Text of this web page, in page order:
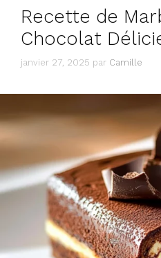
Recette de
Chocolat
janvier 27, 2025 par Camille